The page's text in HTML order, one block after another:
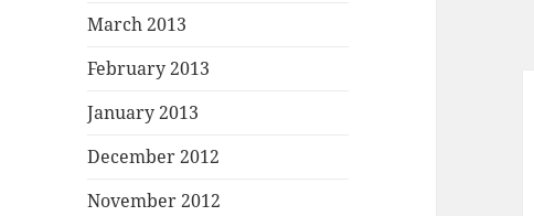
March 2013
February 2013
January 2013
December 2012
November 2012